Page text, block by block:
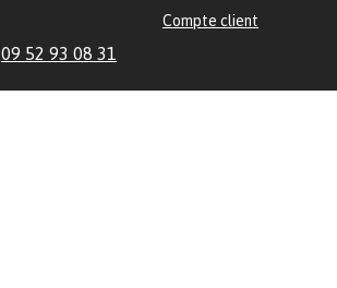
Compte client
09 52 93 08 31